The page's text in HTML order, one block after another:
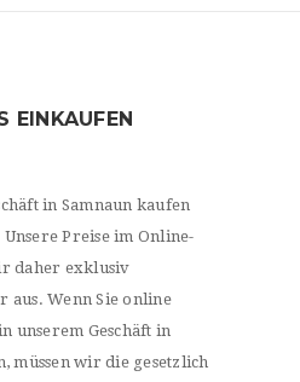
EINKAUFEN
in Samnaun kaufen
Preise im Online-
daher exklusiv
aus. Wenn Sie online
unserem Geschäft in
müssen wir die gesetzlich